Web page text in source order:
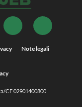
Note legali
CF 02901400800